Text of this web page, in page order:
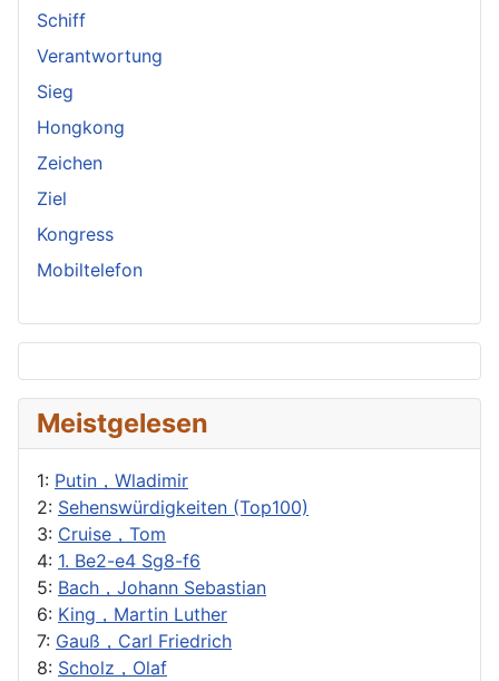
Schiff
Verantwortung
Sieg
Hongkong
Zeichen
Ziel
Kongress
Mobiltelefon
Meistgelesen
1: Putin，Wladimir
2: Sehenswürdigkeiten (Top100)
3: Cruise，Tom
4: 1. Be2-e4 Sg8-f6
5: Bach，Johann Sebastian
6: King，Martin Luther
7: Gauß，Carl Friedrich
8: Scholz，Olaf